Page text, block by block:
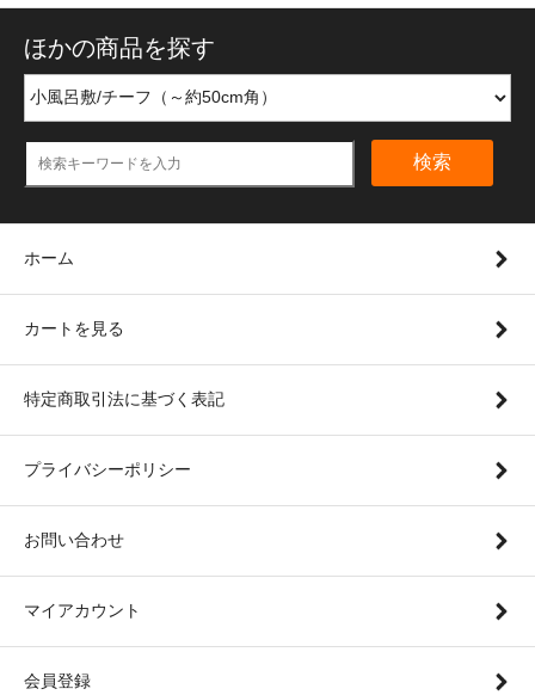
ほかの商品を探す
検索
ホーム
カートを見る
特定商取引法に基づく表記
プライバシーポリシー
お問い合わせ
マイアカウント
会員登録